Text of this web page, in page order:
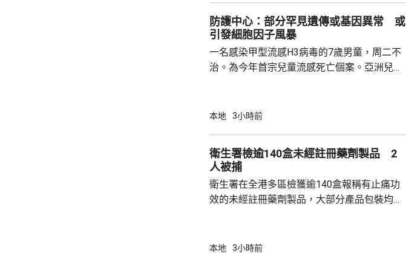
個公共設施內有積水或積水容器，分別向有關
負責人發出共14張...
防護中心：部分罕見遺傳或基因異常 或
引發細胞因子風暴
一名感染甲型流感H3病毒的7歲男童，周二不
治。為今年首宗兒童流感死亡個案。亞洲兒童
出現漂移或轉異，會導致人體現有的免疫力未
文獻顯示，部分罕見的遺傳或人體基因異常會
令極少數受影響兒童在感染流感病毒時，身體
的炎症及細胞因子反應出現功能失調...
本地 3小時前
衛生署檢逾140盒未經註冊藥劑製品 2
人被捕
衛生署在全港多區檢獲逾140盒報稱有止痛功
效的未經註冊藥劑製品，大部分產品包裝均以
在3間店鋪檢獲這批報稱有止痛功效的未經註
本地 3小時前